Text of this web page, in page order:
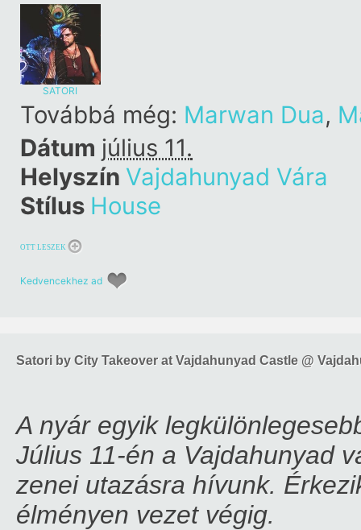
SATORI
Továbbá még: Marwan Dua,
Dátum július 11.
Helyszín Vajdahunyad Vára
Stílus House
OTT LESZEK
Kedvencekhez ad
Satori by City Takeover at Vajdahunyad Castle @
A nyár egyik
Július 11-én a Vajdahunyad
zenei utazásra hívunk.
élményen vezet végig.